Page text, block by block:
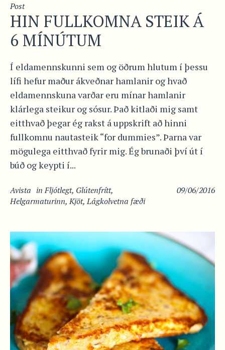
Post
HIN FULLKOMNA STEIK Á
6 MÍNÚTUM
Í eldamennskunni sem og öðrum hlutum í þessu
lífi hefur maður ákveðnar hamlanir og hvað
eldamennskuna varðar eru mínar hamlanir
klárlega steikur og sósur. Það kitlaði mig samt
eitthvað þegar ég rakst á uppskrift að hinni
fullkomnu nautasteik “for dummies”. Þarna var
mögulega eitthvað fyrir mig. Ég brunaði því út í
búð og keypti í...
09/06/2016
Avista inFljótlegt, Glútenfrítt,
Helgarmaturinn,Kjöt,Lágkolvetna fæði